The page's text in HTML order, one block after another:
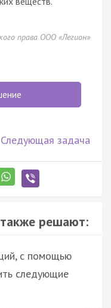
права ООО «Легион»
Следующая задача
решают:
с помощью
следующие